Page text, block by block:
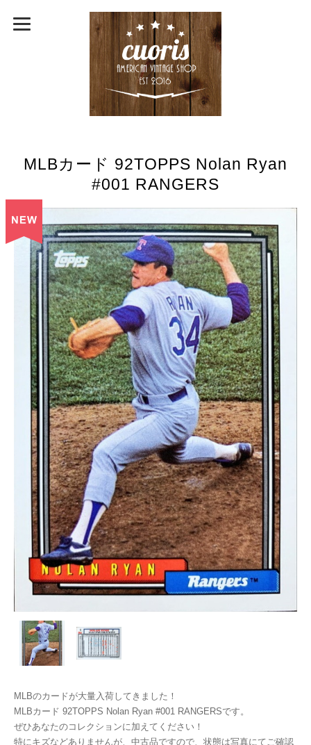
MLBカード 92TOPPS Nolan Ryan
#001 RANGERS
MLBのカードが大量入荷してきました！
MLBカード 92TOPPS Nolan Ryan #001 RANGERSです。
ぜひあなたのコレクションに加えてください！
特にキズなどありませんが、中古品ですので、状態は写真にてご確認